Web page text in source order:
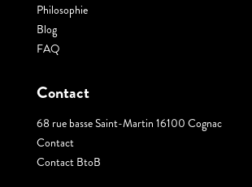
Philosophie
Blog
FAQ
Contact
68 rue basse Saint-Martin 16100 Cognac
Contact
Contact BtoB